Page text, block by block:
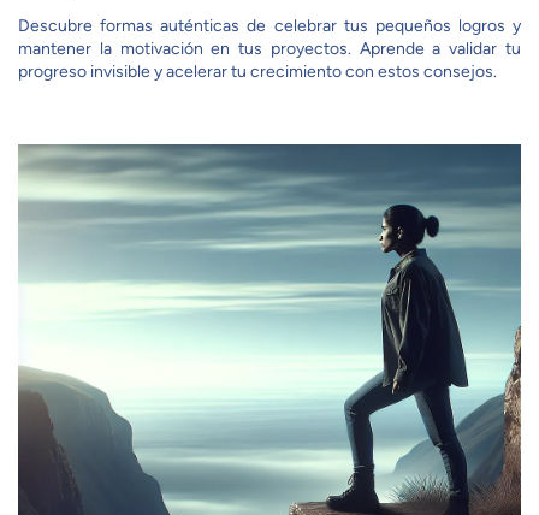
Descubre formas auténticas de celebrar tus pequeños logros y
mantener la motivación en tus proyectos. Aprende a validar tu
progreso invisible y acelerar tu crecimiento con estos consejos.